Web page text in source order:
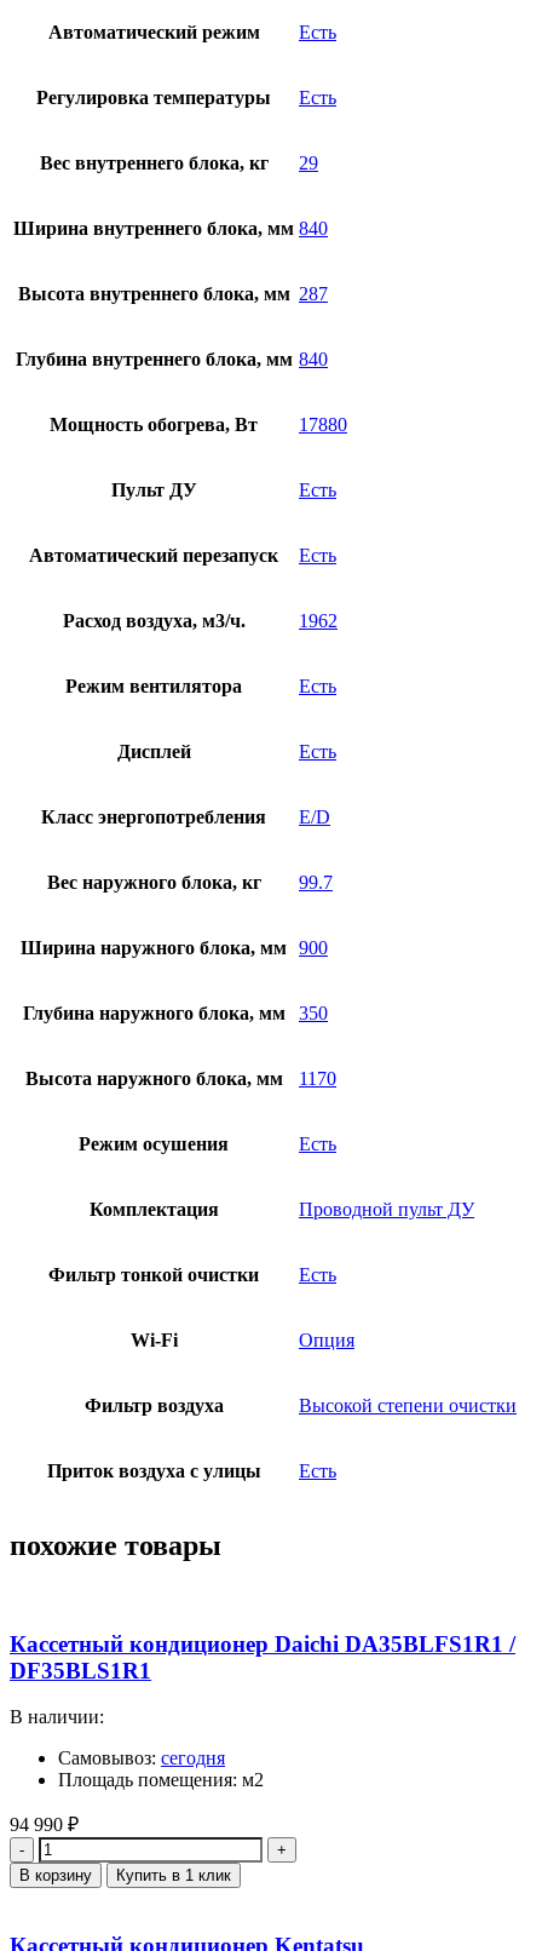
Автоматический режим Есть
Регулировка температуры Есть
Вес внутреннего блока, кг 29
Ширина внутреннего блока, мм 840
Высота внутреннего блока, мм 287
Глубина внутреннего блока, мм 840
Мощность обогрева, Вт 17880
Пульт ДУ Есть
Автоматический перезапуск Есть
Расход воздуха, м3/ч. 1962
Режим вентилятора Есть
Дисплей Есть
Класс энергопотребления E/D
Вес наружного блока, кг 99.7
Ширина наружного блока, мм 900
Глубина наружного блока, мм 350
Высота наружного блока, мм 1170
Режим осушения Есть
Комплектация Проводной пульт ДУ
Фильтр тонкой очистки Есть
Wi-Fi Опция
Фильтр воздуха Высокой степени очистки
Приток воздуха с улицы Есть
похожие товары
Кассетный кондиционер Daichi DA35BLFS1R1 /
DF35BLS1R1
В наличии:
Самовывоз: сегодня
Площадь помещения: м2
94 990 ₽
Количество
В корзину Купить в 1 клик
Кассетный кондиционер Kentatsu